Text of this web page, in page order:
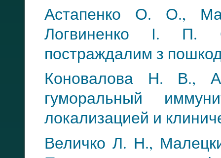
Астапенко О. О.,
Логвиненко І. П.
постраждалим з
Коновалова Н. В.,
гуморальный
локализацией и
Величко Л. Н.,